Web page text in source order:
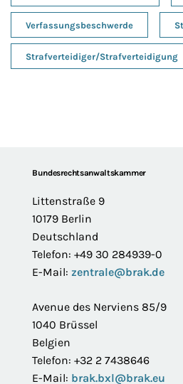
Verfassungsbeschwerde
Strafverteidiger/Strafverteidigung
FooterBundesrechtsanwaltskammer
Littenstraße 9
10179 Berlin
Deutschland
Telefon: +49 30 284939-0
E-Mail: zentrale@brak.de
Avenue des Nerviens 85/9
1040 Brüssel
Belgien
Telefon: +32 2 7438646
E-Mail: brak.bxl@brak.eu